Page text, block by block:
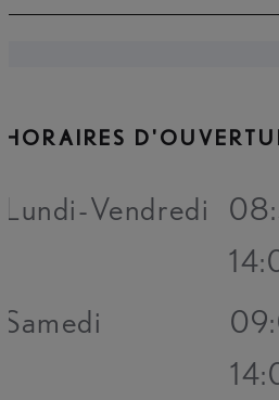
HORAIRES
Lundi-Vendredi
Samedi